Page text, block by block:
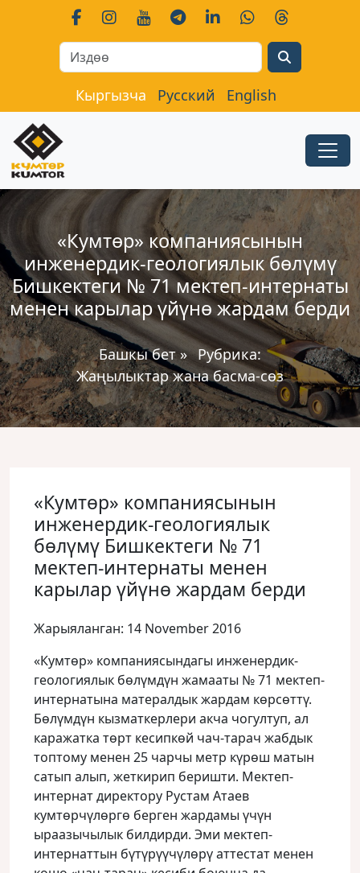
Кыргызча Русский English
«Кумтɵр» компаниясынын
инженердик-геологиялык бөлүмү
Бишкектеги № 71 мектеп-интернаты
менен карылар үйүнө жардам берди
Башкы бет» Рубрика:
Жаңылыктар жана басма-сөз
«Кумтɵр» компаниясынын
инженердик-геологиялык
бөлүмү Бишкектеги № 71
мектеп-интернаты менен
карылар үйүнө жардам берди
Жарыяланган: 14 November 2016
«Кумтɵр» компаниясындагы инженердик-
геологиялык бөлүмдүн жамааты № 71 мектеп-
интернатына матералдык жардам көрсөттү.
Бөлүмдүн кызматкерлери акча чогултуп, ал
каражатка төрт кесипкөй чач-тарач жабдык
топтому менен 25 чарчы метр күрөш матын
сатып алып, жеткирип беришти. Мектеп-
интернат директору Рустам Атаев
кумтөрчүлөргө берген жардамы үчүн
ыраазычылык билдирди. Эми мектеп-
интернаттын бүтүрүүчүлөрү аттестат менен